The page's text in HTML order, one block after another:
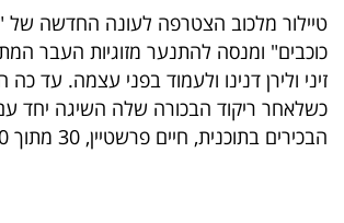
עסקי
ספורט
קריירה
ולימודים
טיילור מלכוב הצטרפה לעונה החדשה של
כוכבים" ומנסה להתנער מזוגיות העבר
זיני ולירן דנינו ולעמוד בפני עצמה. עד
כשלאחר ריקוד הבכורה שלה השיגה יחד
הבכירים בתוכנית, חיים פרשטיין, 30 מתוך 40 נקודות.